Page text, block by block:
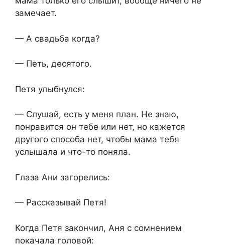
замечает.
— А свадьба когда?
— Петь, десятого.
Петя улыбнулся:
— Слушай, есть у меня план. Не знаю,
понравится он тебе или нет, но кажется
другого способа нет, чтобы мама тебя
услышала и что-то поняла.
Глаза Ани загорелись:
— Рассказывай Петя!
Когда Петя закончил, Аня с сомнением
покачала головой: